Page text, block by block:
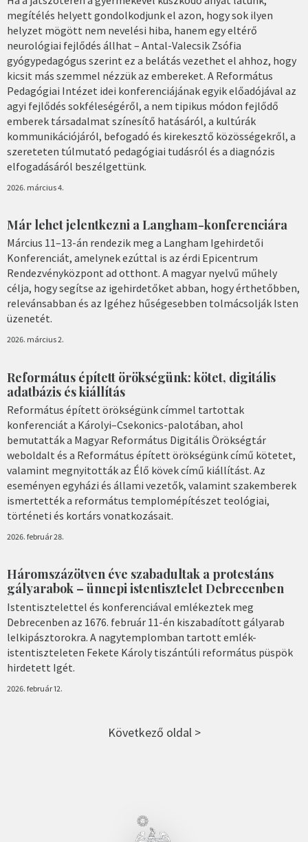
megítélés helyett gondolkodjunk el azon, hogy sok ilyen
helyzet mögött nem nevelési hiba, hanem egy eltérő
neurológiai fejlődés állhat – Antal-Valecsik Zsófia
gyógypedagógus szerint ez a belátás vezethet el ahhoz, hogy
kicsit más szemmel nézzük az embereket. A Református
Pedagógiai Intézet idei konferenciájának egyik előadójával az
agyi fejlődés sokféleségéről, a nem tipikus módon fejlődő
emberek társadalmat színesítő hatásáról, a kultúrák
kommunikációjáról, befogadó és kirekesztő közösségekről, a
szereteten túlmutató pedagógiai tudásról és a diagnózis
elfogadásáról beszélgettünk.
2026. március 4.
Már lehet jelentkezni a Langham-konferenciára
Március 11–13-án rendezik meg a Langham Igehirdetői
Konferenciát, amelynek ezúttal is az érdi Epicentrum
Rendezvényközpont ad otthont. A magyar nyelvű műhely
célja, hogy segítse az igehirdetőket abban, hogy érthetőbben,
relevánsabban és az Igéhez hűségesebben tolmácsolják Isten
üzenetét.
2026. március 2.
Református épített örökségünk: kötet, digitális
adatbázis és kiállítás
Református épített örökségünk címmel tartottak
konferenciát a Károlyi–Csekonics-palotában, ahol
bemutatták a Magyar Református Digitális Örökségtár
weboldalt és a Református épített örökségünk című kötetet,
valamint megnyitották az Élő kövek című kiállítást. Az
eseményen egyházi és állami vezetők, valamint szakemberek
ismertették a református templomépítészet teológiai,
történeti és kortárs vonatkozásait.
2026. február 28.
Háromszázötven éve szabadultak a protestáns
gályarabok – ünnepi istentisztelet Debrecenben
Istentisztelettel és konferenciával emlékeztek meg
Debrecenben az 1676. február 11-én kiszabadított gályarab
lelkipásztorokra. A nagytemplomban tartott emlék-
istentiszteleten Fekete Károly tiszántúli református püspök
hirdetett Igét.
2026. február 12.
Következő oldal >